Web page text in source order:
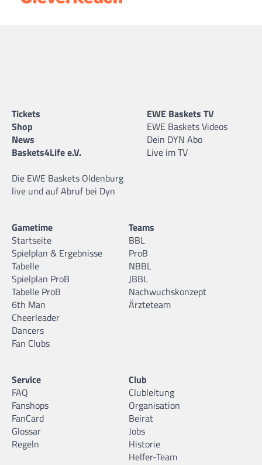
Tickets
Shop
News
Baskets4Life e.V.
Die EWE Baskets Oldenburg
live und auf Abruf bei Dyn
EWE Baskets TV
EWE Baskets Videos
Dein DYN Abo
Live im TV
Gametime
Startseite
Spielplan & Ergebnisse
Tabelle
Spielplan ProB
Tabelle ProB
6th Man
Cheerleader
Dancers
Fan Clubs
Teams
BBL
ProB
NBBL
JBBL
Nachwuchskonzept
Ärzteteam
Service
FAQ
Fanshops
FanCard
Glossar
Regeln
Club
Clubleitung
Organisation
Beirat
Jobs
Historie
Helfer-Team